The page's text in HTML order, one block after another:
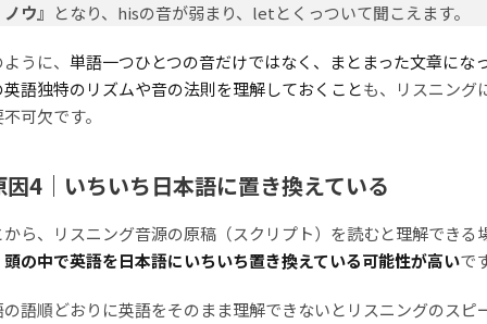
ウ』 となり、hisの音が弱まり、letとくっついて聞こえます。
うに、 単語一つひとつの音だけではなく、まとまった文章にな
語独特のリズムや音の法則を理解しておくことも、リスニング
可欠です。
因4｜いちいち日本語に置き換えている
から、リスニング音源の原稿（スクリプト）を読むと理解できる
頭の中で英語を日本語にいちいち置き換えている可能性が高いで
の語順どおりに英語をそのまま理解できないとリスニングのスピ